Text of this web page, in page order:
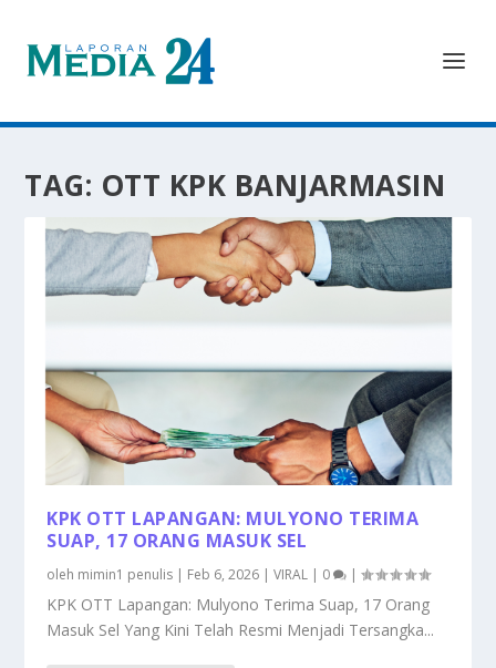
TAG: OTT KPK BANJARMASIN
KPK OTT LAPANGAN: MULYONO TERIMA
SUAP, 17 ORANG MASUK SEL
oleh mimin1 penulis | Feb 6, 2026 |VIRAL | 0 |
KPK OTT Lapangan: Mulyono Terima Suap, 17 Orang
Masuk Sel Yang Kini Telah Resmi Menjadi Tersangka...